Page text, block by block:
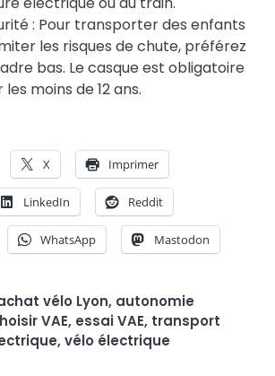
: Pour transporter des enfants
les risques de chute, préférez
bas. Le casque est obligatoire
les moins de 12 ans.
X Imprimer
LinkedIn Reddit
WhatsApp Mastodon
vélo Lyon, autonomie
VAE, essai VAE, transport
, vélo électrique